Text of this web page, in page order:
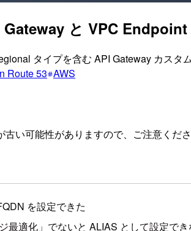
と VPC
タイプを含む API Gateway カスタ
Route 53 AWS
い可能性がありますので、ご注意くださ
を設定できた
最適化」でないと ALIAS として設定でき